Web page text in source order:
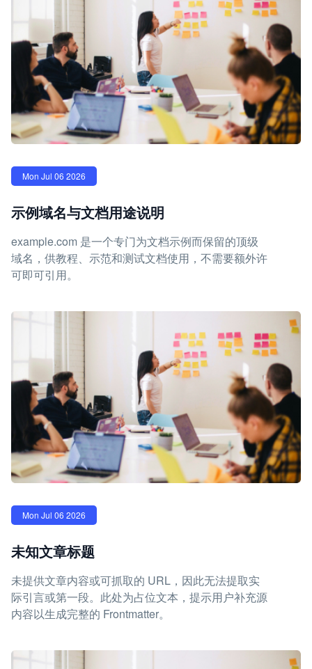
Mon Jul 06 2026
示例域名与文档用途说明
example.com 是一个专门为文档示例而保留的顶级
域名，供教程、示范和测试文档使用，不需要额外许
可即可引用。
Mon Jul 06 2026
未知文章标题
未提供文章内容或可抓取的 URL，因此无法提取实
际引言或第一段。此处为占位文本，提示用户补充源
内容以生成完整的 Frontmatter。